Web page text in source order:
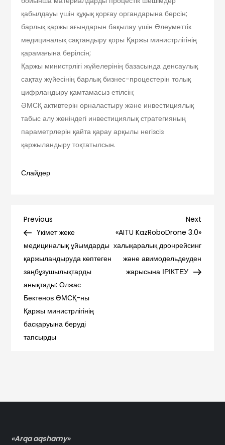
қабылдауы үшін құқық қорғау органдарына берсін;
барлық қаржы ағындарын бақылау үшін Әлеуметтік
медициналық сақтандыру қоры Қаржы министрлігінің
қарамағына берілсін;
Қаржы министрлігі жүйелерінің базасында денсаулық
сақтау жүйесінің барлық бизнес-процестерін толық
цифрландыру қамтамасыз етілсін;
ӘМСҚ активтерін орналастыру және инвестициялық
табыс алу жөніндегі инвестициялық стратегияның
параметрлерін қайта қарау арқылы негізсіз
қаржыландыру тоқтатылсын.
Слайдер
Навигация
по
записям
Previous
Post
Previous
Үкімет жеке
медициналық ұйымдарды
қаржыландыруда көптеген
заңбұзушылықтарды
анықтады: Олжас
Бектенов ӘМСҚ-ны
Қаржы министрлігінің
басқаруына беруді
тапсырды
Next
Post
Next
«AITU KazRoboDrone 3.0»
халықаралық дронрейсинг
және авимодельдеуден
жарысына ІРІКТЕУ
«Arqa aqshamy»